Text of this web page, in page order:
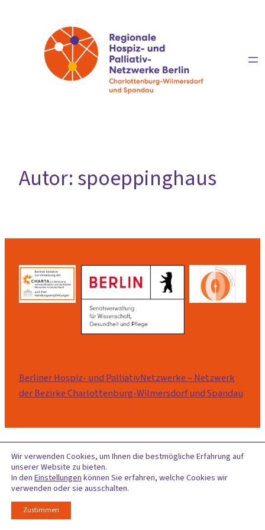
Autor:spoeppinghaus
Berliner Hospiz- und PalliativNetzwerke – Netzwerk
der Bezirke Charlottenburg-Wilmersdorf und Spandau
Wir verwenden Cookies, um Ihnen die bestmögliche Erfahrung auf
unserer Website zu bieten.
In den Einstellungenkönnen Sie erfahren, welche Cookies wir
verwenden oder sie ausschalten.
Zustimmen